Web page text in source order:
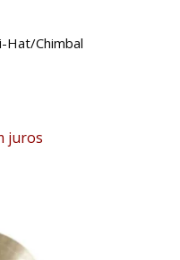
Hat/Chimbal
juros